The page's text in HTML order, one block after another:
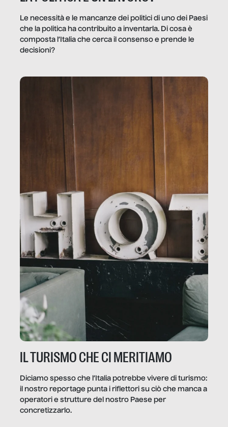
Le necessità e le mancanze dei politici di uno dei Paesi
che la politica ha contribuito a inventarla. Di cosa è
composta l’Italia che cerca il consenso e prende le
decisioni?
IL TURISMO CHE CI MERITIAMO
Diciamo spesso che l’Italia potrebbe vivere di turismo:
il nostro reportage punta i riflettori su ciò che manca a
operatori e strutture del nostro Paese per
concretizzarlo.